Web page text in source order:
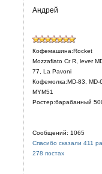
Андрей
Кофемашина:Rocket
Mozzafiato Cr R, lever
77, La Pavoni
Кофемолка:MD-83, MD-
MYM51
Ростер:барабанный
Сообщений: 1065
Спасибо сказали 411
278 постах